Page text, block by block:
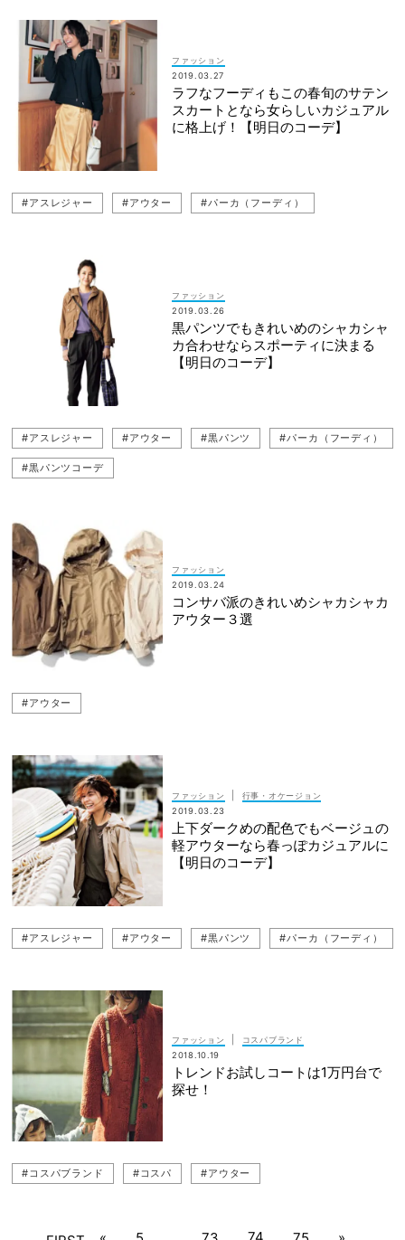
#黒パンツコーデ #ブルゾン
#ママコーデ
ファッション
2019.03.27
ラフなフーディもこの春旬のサテン
スカートとなら女らしいカジュアル
に格上げ！【明日のコーデ】
#アスレジャー #アウター #パーカ（フーディ）
ファッション
2019.03.26
黒パンツでもきれいめのシャカシャ
カ合わせならスポーティに決まる
【明日のコーデ】
#アスレジャー #アウター #黒パンツ #パーカ（フーディ）
#黒パンツコーデ
ファッション
2019.03.24
コンサバ派のきれいめシャカシャカ
アウター３選
#アウター
ファッション
行事・オケージョン
2019.03.23
上下ダークめの配色でもベージュの
軽アウターなら春っぽカジュアルに
【明日のコーデ】
#アスレジャー #アウター #黒パンツ #パーカ（フーディ）
ファッション
コスパブランド
2018.10.19
トレンドお試しコートは1万円台で
探せ！
#コスパブランド #コスパ #アウター